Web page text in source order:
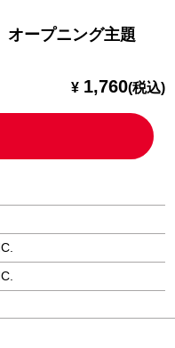
オープニング主題
¥ 1,760(税込)